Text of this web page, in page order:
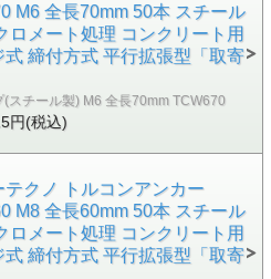
M6 全長70mm 50本 スチール
ロメート処理 コンクリート用
式 締付方式 平行拡張型「取寄
(スチール製) M6 全長70mm TCW670
円(税込)
テクノ トルコンアンカー
M8 全長60mm 50本 スチール
ロメート処理 コンクリート用
式 締付方式 平行拡張型「取寄